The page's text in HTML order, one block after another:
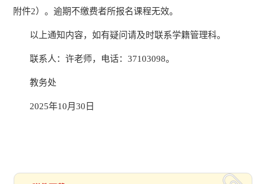
附件2）。逾期不缴费者所报名课程无效。
以上通知内容，如有疑问请及时联系学籍管理科。
联系人：许老师，电话： 37103098。
教务处
2025年10月30 日